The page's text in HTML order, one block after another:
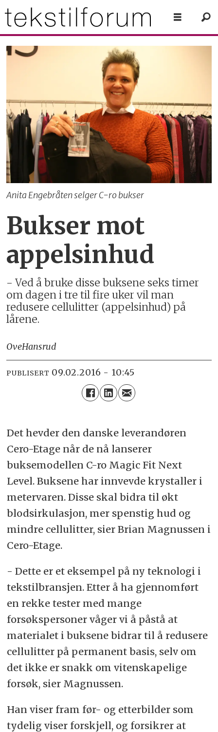
Anita Engebråten selger C-ro bukser
Bukser mot
appelsinhud
- Ved å bruke disse buksene seks timer
om dagen i tre til fire uker vil man
redusere cellulitter (appelsinhud) på
lårene.
OveHansrud
PUBLISERT 09.02.2016 - 10:45
Det hevder den danske leverandøren
Cero-Etage når de nå lanserer
buksemodellen C-ro Magic Fit Next
Level. Buksene har innvevde krystaller i
metervaren. Disse skal bidra til økt
blodsirkulasjon, mer spenstig hud og
mindre cellulitter, sier Brian Magnussen i
Cero-Etage.
- Dette er et eksempel på ny teknologi i
tekstilbransjen. Etter å ha gjennomført
en rekke tester med mange
forsøkspersoner våger vi å påstå at
materialet i buksene bidrar til å redusere
cellulitter på permanent basis, selv om
det ikke er snakk om vitenskapelige
forsøk, sier Magnussen.
Han viser fram før- og etterbilder som
tydelig viser forskjell, og forsikrer at